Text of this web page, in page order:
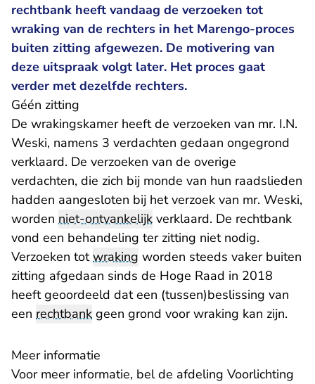
rechtbank heeft vandaag de verzoeken tot
wraking van de rechters in het Marengo-proces
buiten zitting afgewezen. De motivering van
deze uitspraak volgt later. Het proces gaat
verder met dezelfde rechters.
Géén zitting
De wrakingskamer heeft de verzoeken van mr. I.N.
Weski, namens 3 verdachten gedaan ongegrond
verklaard. De verzoeken van de overige
verdachten, die zich bij monde van hun raadslieden
hadden aangesloten bij het verzoek van mr. Weski,
worden niet-ontvankelijk verklaard. De rechtbank
vond een behandeling ter zitting niet nodig.
Verzoeken totwraking worden steeds vaker buiten
zitting afgedaan sinds de Hoge Raad in 2018
heeft geoordeeld dat een (tussen)beslissing van
een rechtbank geen grond voor wraking kan zijn.
Meer informatie
Voor meer informatie, bel de afdeling Voorlichting